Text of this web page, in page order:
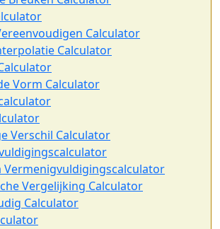
Calculator
Calculator
Vorm Calculator
Verschil Calculator
Vermenigvuldigingscalculator
Vergelijking Calculator
Calculator